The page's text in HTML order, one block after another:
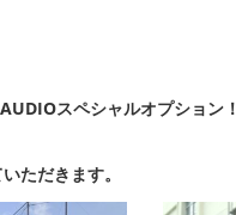
スペシャルオプション！
ただきます。